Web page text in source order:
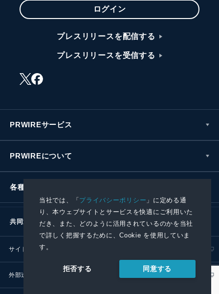
当社では、「プライバシーポリシー 」に定める通
り、本ウェブサイトとサービスを快適にご利用いた
だき、また、どのように活用されているのかを当社
で詳しく把握するために、Cookie を使用していま
す。
拒否する 同意する
ログイン
プレスリリースを配信する
プレスリリースを受信する
PRWIREサービス
PRWIREについて
各種お問い合わせ
共同通信社グループ
サイトポリシー
外部送信ポリシー